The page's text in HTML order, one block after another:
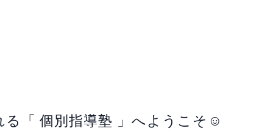
る「 個別指導塾 」へようこそ☺